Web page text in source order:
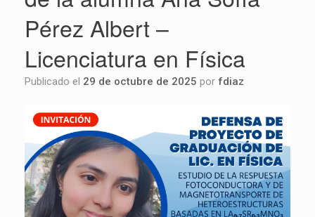
Pérez Albert –
Licenciatura en Física
Publicado el 29 de octubre de 2025 por fdiaz